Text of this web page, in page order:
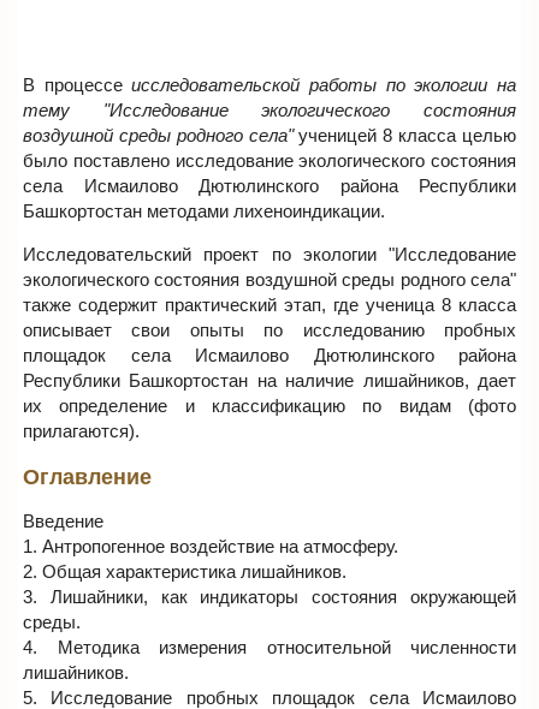
В процессеисследовательской работы по экологии на
тему "Исследование экологического состояния
воздушной среды родного села"ученицей 8 класса целью
было поставлено исследование экологического состояния
села Исмаилово Дютюлинского района Республики
Башкортостан методами лихеноиндикации.
Исследовательский проект по экологии "Исследование
экологического состояния воздушной среды родного села"
также содержит практический этап, где ученица 8 класса
описывает свои опыты по исследованию пробных
площадок села Исмаилово Дютюлинского района
Республики Башкортостан на наличие лишайников, дает
их определение и классификацию по видам (фото
прилагаются).
Оглавление
Введение
1. Антропогенное воздействие на атмосферу.
2. Общая характеристика лишайников.
3. Лишайники, как индикаторы состояния окружающей
среды.
4. Методика измерения относительной численности
лишайников.
5. Исследование пробных площадок села Исмаилово